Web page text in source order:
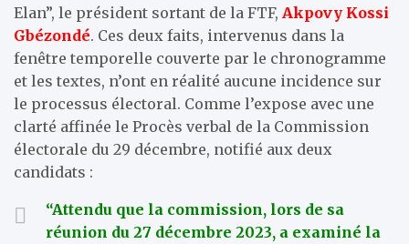
Elan”, le président sortant de la FTF, Akpovy Kossi
Gbézondé. Ces deux faits, intervenus dans la
fenêtre temporelle couverte par le chronogramme
et les textes, n’ont en réalité aucune incidence sur
le processus électoral. Comme l’expose avec une
clarté affinée le Procès verbal de la Commission
électorale du 29 décembre, notifié aux deux
candidats :
“Attendu que la commission, lors de sa
réunion du 27 décembre 2023, a examiné la